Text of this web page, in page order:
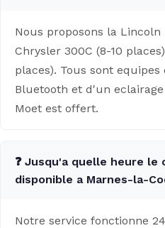
Nous proposons la Lincoln
Chrysler 300C (8-10
places). Tous sont
Bluetooth et d'un
Moet est offert.
❓ Jusqu'a quelle heure
disponible a Marnes-la-
Notre service fonctionne